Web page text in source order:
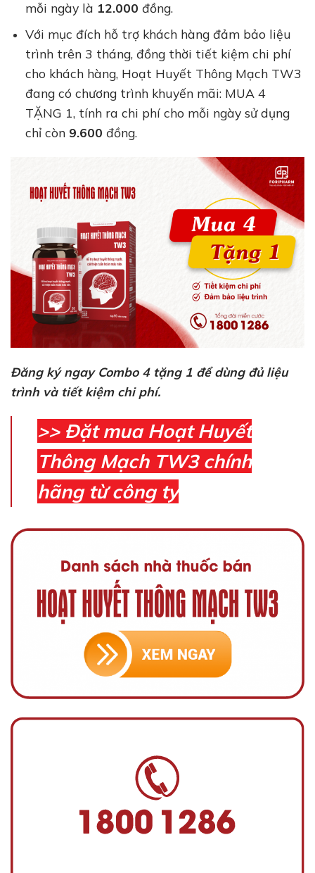
mỗi ngày là 12.000 đồng.
Với mục đích hỗ trợ khách hàng đảm bảo liệu
trình trên 3 tháng, đồng thời tiết kiệm chi phí
cho khách hàng, Hoạt Huyết Thông Mạch TW3
đang có chương trình khuyến mãi: MUA 4
TẶNG 1, tính ra chi phí cho mỗi ngày sử dụng
chỉ còn 9.600 đồng.
Đăng ký ngay Combo 4 tặng 1 để dùng đủ liệu
trình và tiết kiệm chi phí.
>> Đặt mua Hoạt Huyết
Thông Mạch TW3 chính
hãng từ công ty